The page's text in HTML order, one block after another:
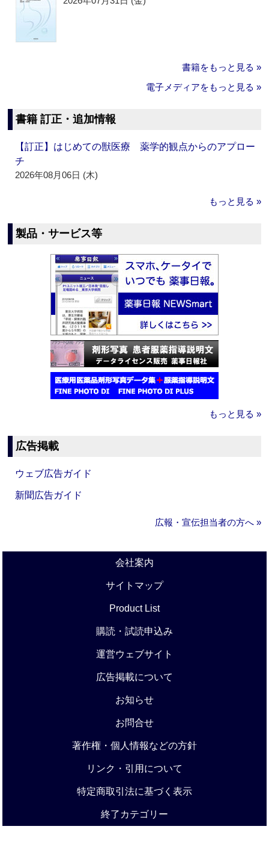
書籍をもっと見る »
電子メディアをもっと見る »
書籍 訂正・追加情報
【訂正】はじめての獣医療 薬学的観点からのアプロー
チ
2026年08月06日 (木)
もっと見る »
製品・サービス等
もっと見る »
広告掲載
ウェブ広告ガイド
新聞広告ガイド
広報・宣伝担当者の方へ »
会社案内
サイトマップ
Product List
購読・試読申込み
運営ウェブサイト
広告掲載について
お知らせ
お問合せ
著作権・個人情報などの方針
リンク・引用について
特定商取引法に基づく表示
終了カテゴリー